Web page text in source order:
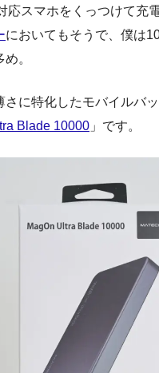
応スマホをくっつけて充
においてもそうで、僕は
。
さに特化したモバイルバ
Blade 10000 」です。